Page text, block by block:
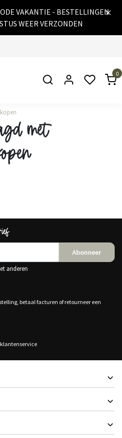
VAKANTIE - BESTELLINGEN
WEER VERZONDEN
0
met
Abonneer
anderen
betaal facturen of retourneer een
klantenservice